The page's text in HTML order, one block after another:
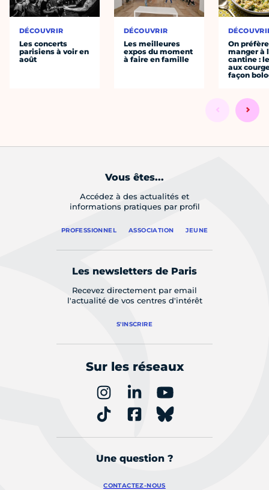
DÉCOUVRIR
Les concerts
parisiens à voir en
août
DÉCOUVRIR
Les meilleures
expos du moment
à faire en famille
On préfère
manger à
cantine :
aux
façon
Vous êtes...
Accédez à des actualités et
informations pratiques par profil
PROFESSIONNEL ASSOCIATION JEUNE
Les newsletters de Paris
Recevez directement par email
l'actualité de vos centres d'intérêt
S'INSCRIRE
Sur les réseaux
Une question ?
CONTACTEZ-NOUS